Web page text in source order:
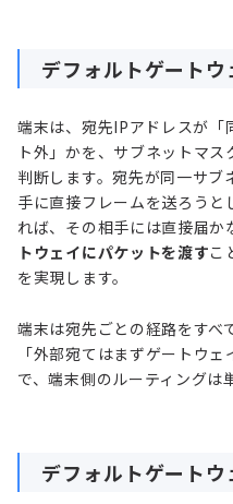
デフォルトゲート
端末は、宛先IPアドレスが「
ト外」かを、サブネットマ
判断します。宛先が同一サ
手に直接フレームを送ろう
れば、その相手には直接届か
トウェイにパケットを渡すこ
を実現します。
端末は宛先ごとの経路をすべ
「外部宛てはまずゲートウ
で、端末側のルーティングは
デフォルトゲート